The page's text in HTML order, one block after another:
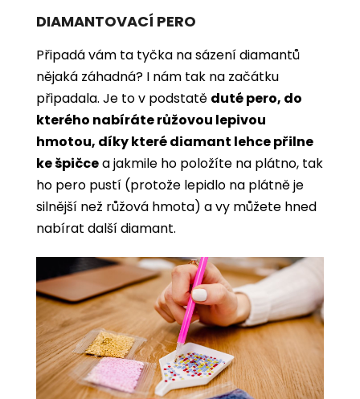
DIAMANTOVACÍ PERO
Připadá vám ta tyčka na sázení diamantů
nějaká záhadná? I nám tak na začátku
připadala. Je to v podstatě duté pero, do
kterého nabíráte růžovou lepivou
hmotou, díky které diamant lehce přilne
ke špičcea jakmile ho položíte na plátno, tak
ho pero pustí (protože lepidlo na plátně je
silnější než růžová hmota) a vy můžete hned
nabírat další diamant.